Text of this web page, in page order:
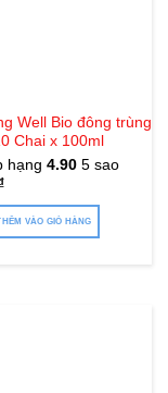
Well Bio đông trùng
Chai x 100ml
hạng 4.905 sao
VÀO GIỎ HÀNG